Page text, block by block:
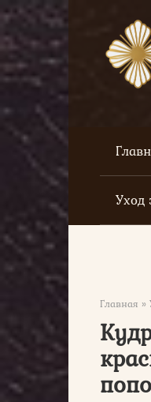
Перейти
к
контенту
Уход
Главная »